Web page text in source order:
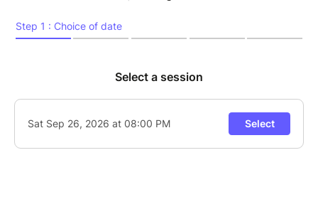
charmes et ses métamorphoses.
interprètes talentueux internationalement connus :
Delgado, Imanol Iraola, Nicolas Kuntzelmann, etc.
Violon: Ela Fladys, Clarinette: Béatrice Berne,
Percussions: Attilio Terlizzi